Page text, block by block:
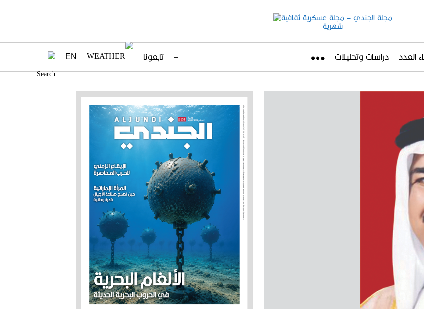
العدد دراسات وتحليلات – تابعونا EN